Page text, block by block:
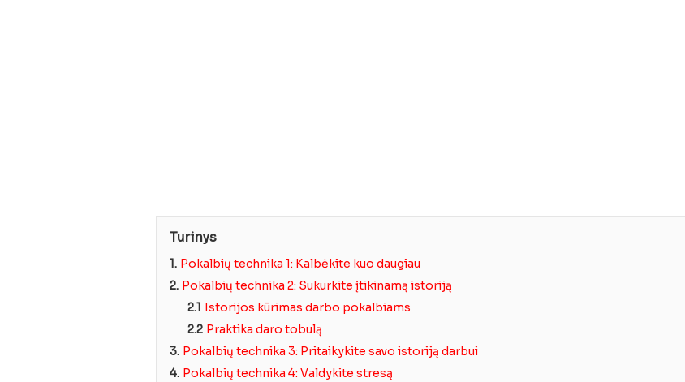
Turinys
1. Pokalbių technika 1: Kalbėkite kuo daugiau
2. Pokalbių technika 2: Sukurkite įtikinamą istoriją
2.1
Istorijos kūrimas darbo pokalbiams
2.2 Praktika daro tobulą
3. Pokalbių technika 3: Pritaikykite savo istoriją darbui
4. Pokalbių technika 4: Valdykite stresą